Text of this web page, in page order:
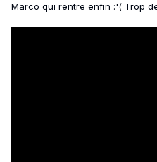
Marco qui rentre enfin :'( Trop